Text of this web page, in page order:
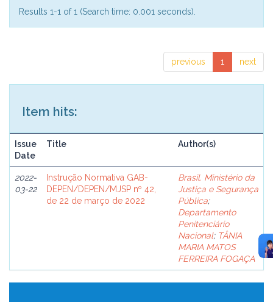
Results 1-1 of 1 (Search time: 0.001 seconds).
previous 1 next
Item hits:
Issue
Date
Title Author(s)
2022-
03-22
Instrução Normativa GAB-
DEPEN/DEPEN/MJSP nº 42,
de 22 de março de 2022
Brasil. Ministério da
Justiça e Segurança
Pública;
Departamento
Penitenciário
Nacional; TÂNIA
MARIA MATOS
FERREIRA FOGAÇA